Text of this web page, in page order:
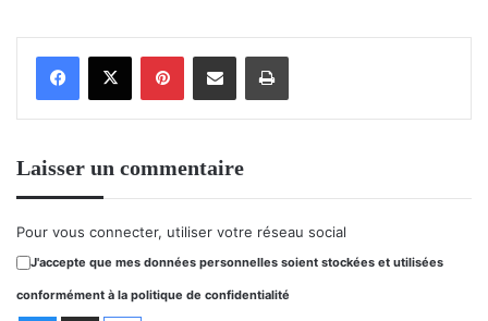
Laisser un commentaire
Pour vous connecter, utiliser votre réseau social
J'accepte que mes données personnelles soient stockées et utilisées
conformément à la politique de confidentialité